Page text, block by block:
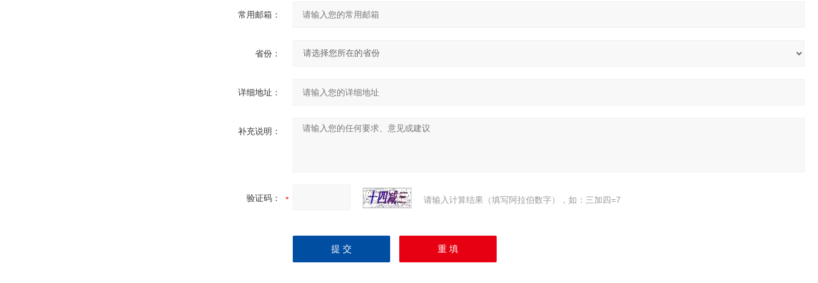
常用邮箱：
省份：
详细地址：
补充说明：
验证码： 请输入计算结果（填写阿拉伯数字），如：三加四=7